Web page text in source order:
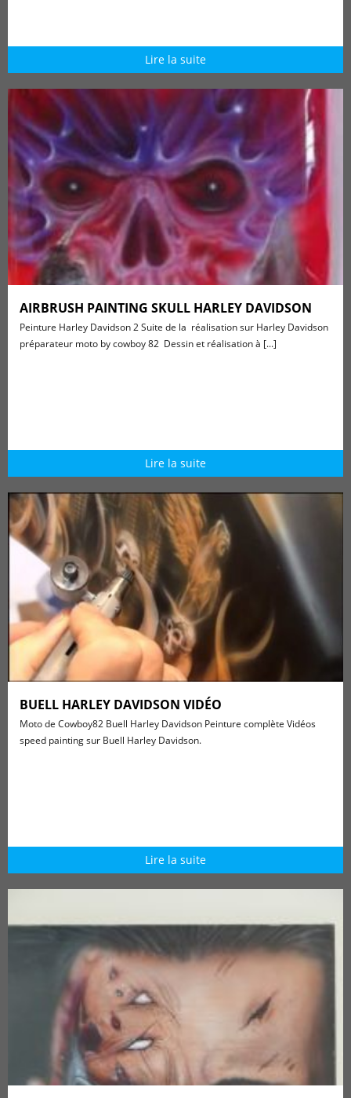
Lire la suite
AIRBRUSH PAINTING SKULL HARLEY DAVIDSON
Peinture Harley Davidson 2 Suite de la réalisation sur Harley Davidson
préparateur moto by cowboy 82 Dessin et réalisation à [...]
Lire la suite
BUELL HARLEY DAVIDSON VIDÉO
Moto de Cowboy82 Buell Harley Davidson Peinture complète Vidéos
speed painting sur Buell Harley Davidson.
Lire la suite